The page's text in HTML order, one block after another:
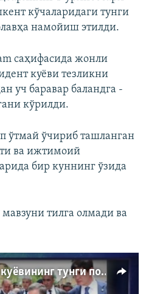
кўчаларидаги тунги
намойиш этилди.
саҳифасида жонли
куёви тезликни
уч баравар баландга -
кўрилди.
ўтмай ўчириб ташланган
ва ижтимоий
бир куннинг ўзида
тилга олмади ва
OzodLive: Президент куëвининг тунги пойгаси; Мирзиëев қалампиридан хонавайрон бўлган фермерлар; килоси 1400 долларлик эшак сути пишлоғи